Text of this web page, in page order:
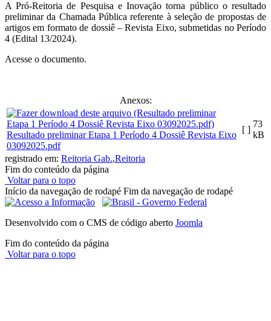
A Pró-Reitoria de Pesquisa e Inovação torna público o resultado
preliminar da Chamada Pública referente à seleção de propostas de
artigos em formato de dossiê – Revista Eixo, submetidas no Período
4 (Edital 13/2024).
Acesse o documento.
Anexos:
Resultado preliminar Etapa 1 Período 4 Dossiê Revista Eixo
03092025.pdf
[ ]
73
kB
registrado em: Reitoria Gab.,Reitoria
Fim do conteúdo da página
Voltar para o topo
Início da navegação de rodapé Fim da navegação de rodapé
Desenvolvido com o CMS de código aberto Joomla
Fim do conteúdo da página
Voltar para o topo